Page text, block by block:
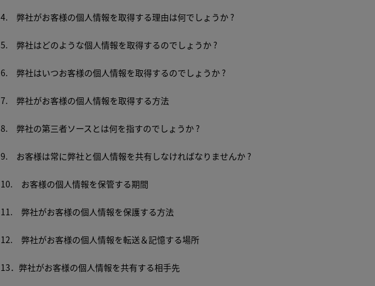
4. 弊社がお客様の個人情報を取得する理由は何でしょうか ?
5. 弊社はどのような個人情報を取得するのでしょうか ?
6. 弊社はいつお客様の個人情報を取得するのでしょうか ?
7. 弊社がお客様の個人情報を取得する方法
8. 弊社の第三者ソースとは何を指すのでしょうか ?
9. お客様は常に弊社と個人情報を共有しなければなりませんか ?
10. お客様の個人情報を保管する期間
11. 弊社がお客様の個人情報を保護する方法
12. 弊社がお客様の個人情報を転送＆記憶する場所
13．弊社がお客様の個人情報を共有する相手先